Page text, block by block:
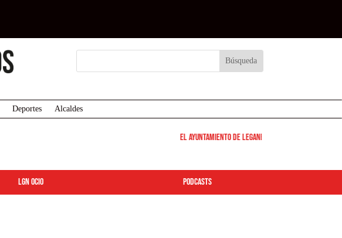
Deportes Alcaldes
El Ayuntamiento de Leganés pone en marcha los
LGN ocio podcasts